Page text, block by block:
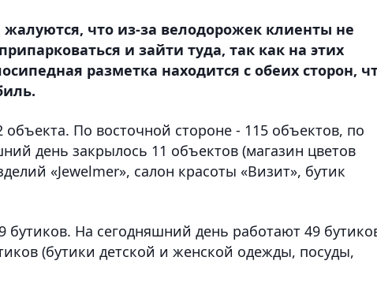
что из-за велодорожек клиенты не
и зайти туда, так как на этих
разметка находится с обеих сторон,
По восточной стороне - 115 объектов, по
день закрылось 11 объектов (магазин цветов
«Jewelmer», салон красоты «Визит», бутик
На сегодняшний день работают 49
(бутики детской и женской одежды, посуды,